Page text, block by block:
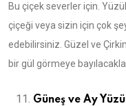
Bu çiçek severler için.
çiçeği veya sizin için çok
edebilirsiniz. Güzel ve
bir gül görmeye
Güneş ve Ay